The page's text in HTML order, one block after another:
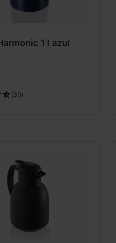
1 l azul
(30)